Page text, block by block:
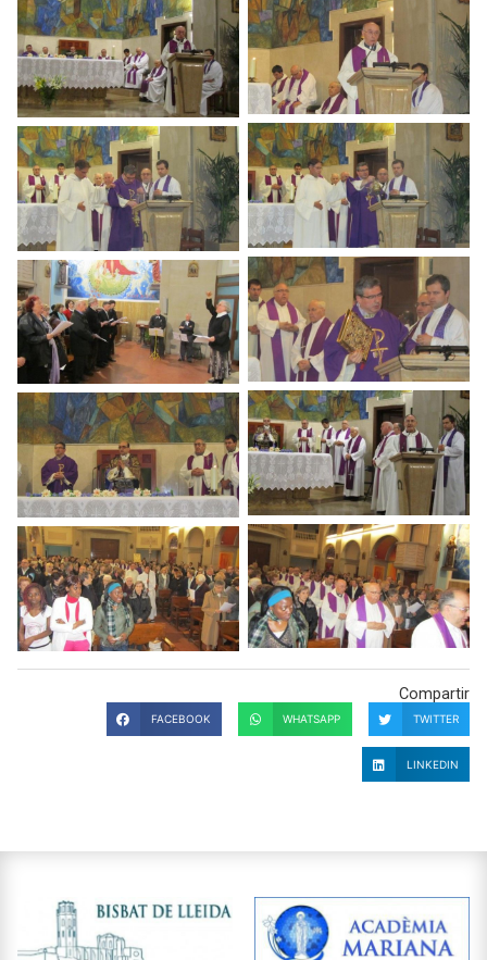
Compartir
FACEBOOK WHATSAPP TWITTER
LINKEDIN